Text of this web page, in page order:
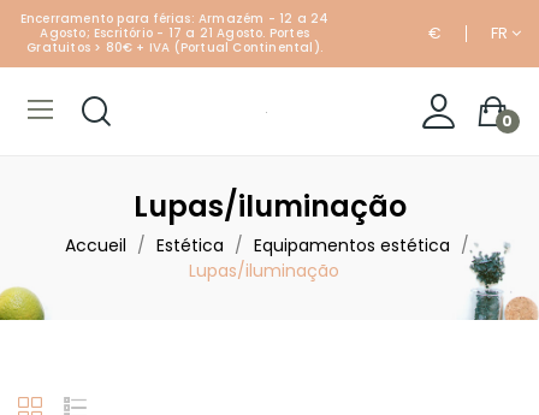
Encerramento para férias: Armazém - 12 a 24
Agosto; Escritório - 17 a 21 Agosto. Portes
Gratuitos > 80€ + IVA (Portual Continental).
€ FR
0
Lupas/iluminação
Accueil Estética
Equipamentos estética
Lupas/iluminação